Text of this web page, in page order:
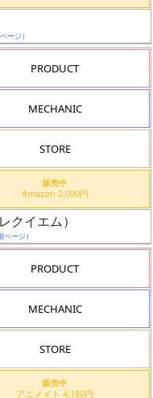
ージ）
PRODUCT
MECHANIC
STORE
販売中
Amazon 2,090円
クイエム）
ページ）
PRODUCT
MECHANIC
STORE
販売中
アニメイト 4,180円